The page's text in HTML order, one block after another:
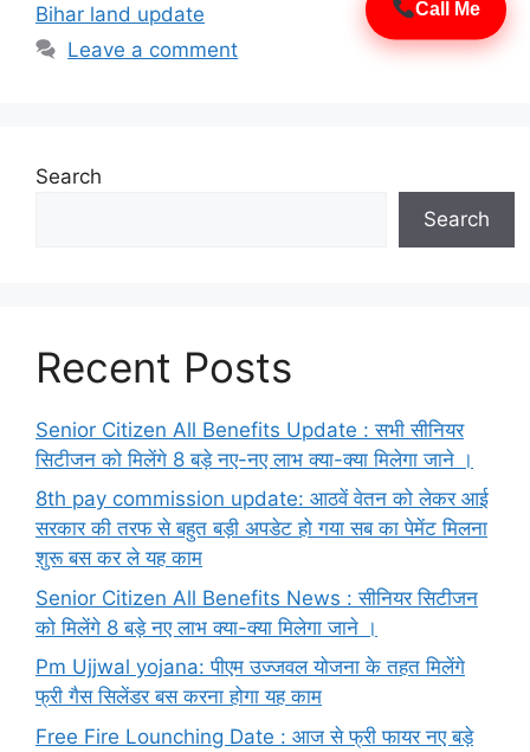
Call Me
Bihar land update
Leave a comment
Search
Search
Recent Posts
Senior Citizen All Benefits Update : सभी सीनियर
सिटीजन को मिलेंगे 8 बड़े नए-नए लाभ क्या-क्या मिलेगा जाने ।
8th pay commission update: आठवें वेतन को लेकर आई
सरकार की तरफ से बहुत बड़ी अपडेट हो गया सब का पेमेंट मिलना
शुरू बस कर ले यह काम
Senior Citizen All Benefits News : सीनियर सिटीजन
को मिलेंगे 8 बड़े नए लाभ क्या-क्या मिलेगा जाने ।
Pm Ujjwal yojana: पीएम उज्जवल योजना के तहत मिलेंगे
फ्री गैस सिलेंडर बस करना होगा यह काम
Free Fire Lounching Date : आज से फ्री फायर नए बड़े